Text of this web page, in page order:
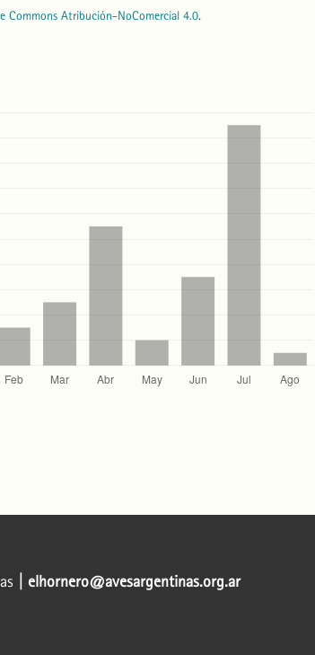
Commons Atribución-NoComercial 4.0.
| elhornero@avesargentinas.org.ar